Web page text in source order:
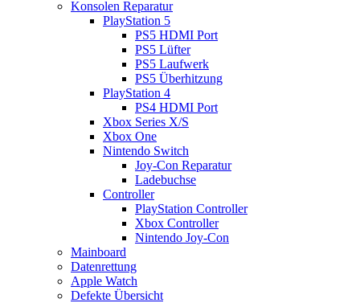
Konsolen Reparatur
PlayStation 5
PS5 HDMI Port
PS5 Lüfter
PS5 Laufwerk
PS5 Überhitzung
PlayStation 4
PS4 HDMI Port
Xbox Series X/S
Xbox One
Nintendo Switch
Joy-Con Reparatur
Ladebuchse
Controller
PlayStation Controller
Xbox Controller
Nintendo Joy-Con
Mainboard
Datenrettung
Apple Watch
Defekte Übersicht